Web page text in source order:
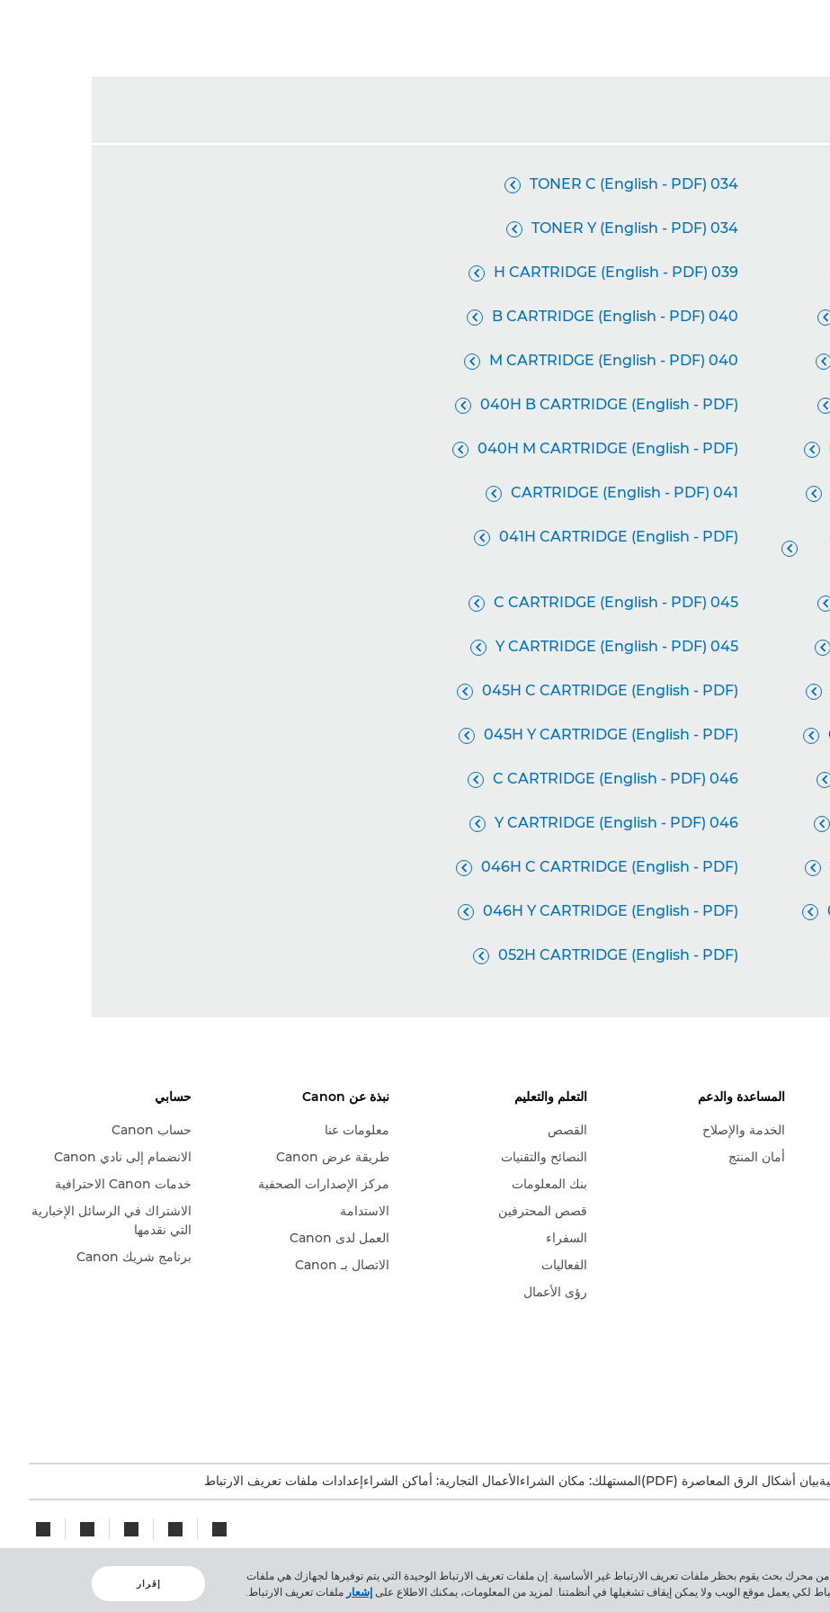
034 TONER C (English - PDF)

034 TONER Y (English - PDF)

039 H CARTRIDGE (English - PDF)


040 B CARTRIDGE (English - PDF)


040 M CARTRIDGE (English - PDF)


040H B CARTRIDGE (English - PDF)


040H M CARTRIDGE (English - PDF)


041 CARTRIDGE (English - PDF)


041H CARTRIDGE (English - PDF)


045 C CARTRIDGE (English - PDF)


045 Y CARTRIDGE (English - PDF)


045H C CARTRIDGE (English - PDF)


045H Y CARTRIDGE (English - PDF)


046 C CARTRIDGE (English - PDF)


046 Y CARTRIDGE (English - PDF)


046H C CARTRIDGE (English - PDF)


046H Y CARTRIDGE (English - PDF)

052H CARTRIDGE (English - PDF)

إذا قرأت هذه الرسالة، فأنت تتصفّح موقع الويب الخاص بـ Canon من محرك بحث يقوم بحظر ملفات تعريف الارتباط غير الأساسية. إن ملفات تعريف الارتباط الوحيدة التي يتم توفيرها لجهازك هي ملفات
لكي يعمل موقع الويب ولا يمكن إيقاف تشغيلها في أنظمتنا. لمزيد من المعلومات، يمكنك الاطلاع على إشعار ملفات تعريف الارتباط.
إقرار
المساعدة والدعم
الخدمة والإصلاح
أمان المنتج
التعلم والتعليم
القصص
النصائح والتقنيات
بنك المعلومات
قصص المحترفين
السفراء
الفعاليات
رؤى الأعمال
نبذة عن Canon
معلومات عنا
طريقة عرض Canon
مركز الإصدارات الصحفية
الاستدامة
العمل لدى Canon
الاتصال بـ Canon
حسابي
حساب Canon
الانضمام إلى نادي Canon
خدمات Canon الاحترافية
الاشتراك في الرسائل الإخبارية
التي نقدمها
برنامج شريك Canon
بيان أشكال الرق المعاصرة (PDF) المستهلك: مكان الشراءالأعمال التجارية: أماكن الشراءإعدادات ملفات تعريف الارتباط